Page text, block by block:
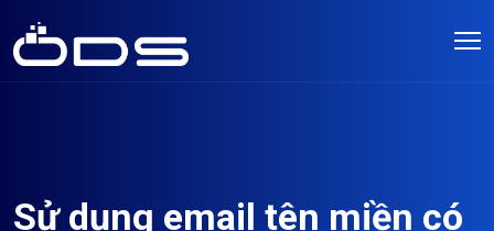
Sử dụng email tên miền có